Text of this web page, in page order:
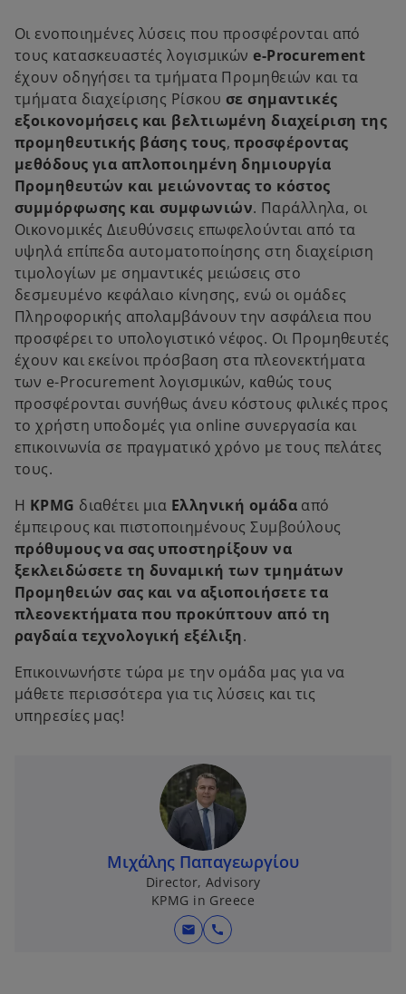
Οι ενοποιημένες λύσεις που προσφέρονται από
τους κατασκευαστές λογισμικώνe-Procurement
έχουν οδηγήσει τα τμήματα Προμηθειών και τα
τμήματα διαχείρισης Ρίσκου σε σημαντικές
εξοικονομήσεις και βελτιωμένη διαχείριση της
προμηθευτικής βάσης τους,προσφέροντας
μεθόδους για απλοποιημένη δημιουργία
Προμηθευτών και μειώνοντας το κόστος
συμμόρφωσης και συμφωνιών. Παράλληλα, οι
Οικονομικές Διευθύνσεις επωφελούνται από τα
υψηλά επίπεδα αυτοματοποίησης στη διαχείριση
τιμολογίων με σημαντικές μειώσεις στο
δεσμευμένο κεφάλαιο κίνησης, ενώ οι ομάδες
Πληροφορικής απολαμβάνουν την ασφάλεια που
προσφέρει το υπολογιστικό νέφος. Οι Προμηθευτές
έχουν και εκείνοι πρόσβαση στα πλεονεκτήματα
των e-Procurement λογισμικών, καθώς τους
προσφέρονται συνήθως άνευ κόστους φιλικές προς
το χρήστη υποδομές για online συνεργασία και
επικοινωνία σε πραγματικό χρόνο με τους πελάτες
τους.
Η KPMG διαθέτει μια Ελληνική ομάδα από
έμπειρους και πιστοποιημένους Συμβούλους
πρόθυμους να σας υποστηρίξουν να
ξεκλειδώσετε τη δυναμική των τμημάτων
Προμηθειών σας και να αξιοποιήσετε τα
πλεονεκτήματα που προκύπτουν από τη
ραγδαία τεχνολογική εξέλιξη.
Επικοινωνήστε τώρα με την ομάδα μας για να
μάθετε περισσότερα για τις λύσεις και τις
υπηρεσίες μας!
Μιχάλης Παπαγεωργίου
Director, Advisory
KPMG in Greece
mail call